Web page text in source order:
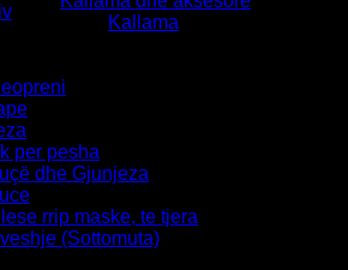
Kallama
per pesha
dhe Gjunjeza
rrip maske, te tjera
(Sottomuta)